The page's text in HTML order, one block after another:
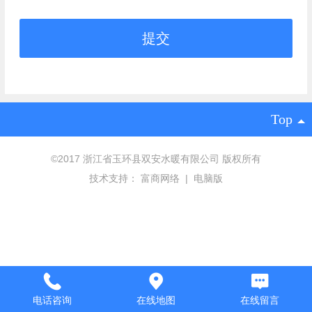
Top
©2017 浙江省玉环县双安水暖有限公司 版权所有
技术支持： 富商网络 | 电脑版
电话咨询 在线地图 在线留言